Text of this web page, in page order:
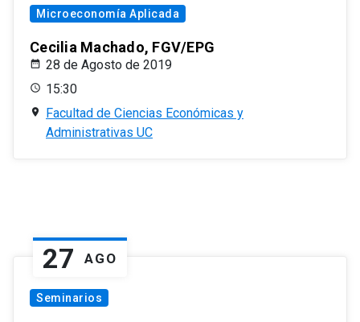
Microeconomía Aplicada
Cecilia Machado, FGV/EPG
28 de Agosto de 2019
15:30
Facultad de Ciencias Económicas y
Administrativas UC
27 AGO
Seminarios